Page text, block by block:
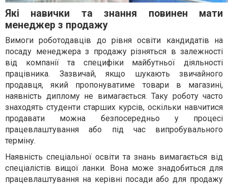
Які навички та знання повинен мати
менеджер з продажу
Вимоги роботодавців до рівня освіти кандидатів на
посаду менеджера з продажу різняться в залежності
від компанії та специфіки майбутньої діяльності
працівника. Зазвичай, якщо шукають звичайного
продавця, який пропонуватиме товари в магазині,
наявність диплому не вимагається. Таку роботу часто
знаходять студенти старших курсів, оскільки навчитися
продавати можна безпосередньо у процесі
працевлаштування або під час випробувального
терміну.
Наявність спеціальної освіти та знань вимагається від
спеціалістів вищої ланки. Вона може знадобиться для
працевлаштування на керівні посади або для продажу